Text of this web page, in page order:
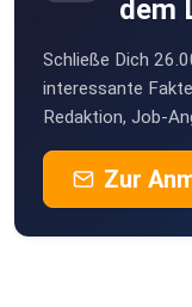
dem
Schließe Dich
interessante
Redaktion, Job-
Zur